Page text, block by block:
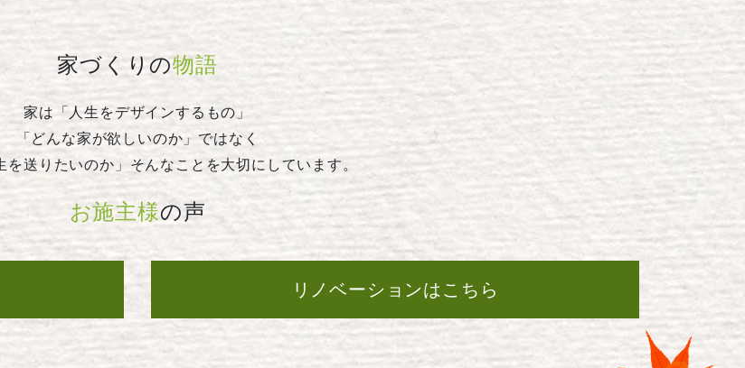
家づくりの物語
家は「人生をデザインするもの」
「どんな家が欲しいのか」ではなく
を送りたいのか」そんなことを大切にしています。
お施主様の声
リノベーションはこちら